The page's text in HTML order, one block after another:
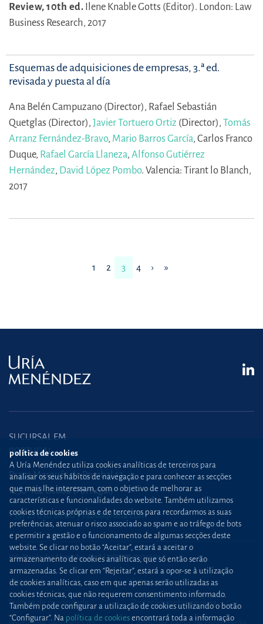
Review, 10th ed. Ilene Knable Gotts (Editor). London: Law
Business Research, 2017
Esquemas de adquisiciones de empresas, 3.ª ed.
revisada y puesta al día
Ana Belén Campuzano (Director), Rafael Sebastián
Quetglas (Director), Javier Tortuero Ortiz (Director), Tomás
Arranz Fernández-Bravo, Mario Barros García, Carlos Franco
Duque, Rafael García Llaneza, Alfonso Gutiérrez
Hernández, David López Pombo. Valencia: Tirant lo Blanch,
2017
1 2 3 4 › »
SUCURSAL EM
PORTUGAL
Praça Marquês de Pombal,12
1250-162 Lisboa (Portugal)
+351 21 030 86 00 lisboa@uria.com
Uría Menéndez Abogados, S.L.P. | NIPC PT980226511
Mapa web Política de cookies
Política de privacidade Proteção contraphishing
política de cookies
A Uría Menéndez utiliza cookies analíticas de terceiros para
analisar os seus hábitos de navegação e para conhecer as secções
que mais lhe interessam, com o objetivo de melhorar as
características e funcionalidades do website. Também utilizamos
cookies técnicas próprias e de terceiros para recordarmos as suas
preferências, atenuar o risco associado ao spam e ao tráfego de bots
e permitir a gestão e o funcionamento de algumas secções deste
website. Se clicar no botão “Aceitar”, estará a aceitar o
armazenamento de cookies analíticas, que só então serão
armazenadas. Se clicar em “Rejeitar”, estará a opor-se à utilização
de cookies analíticas, caso em que apenas serão utilizadas as
cookies técnicas, que não requerem consentimento informado.
Também pode configurar a utilização de cookies utilizando o botão
“Configurar”. Na política de cookies encontrará toda a informação